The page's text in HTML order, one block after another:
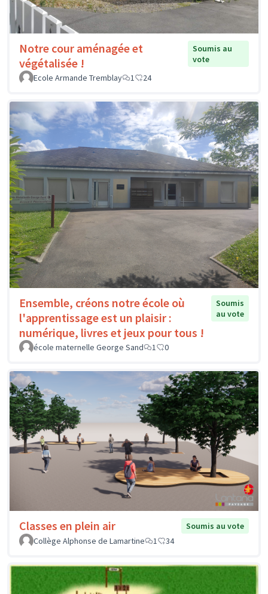
Notre cour aménagée et
végétalisée !
Soumis au
vote
Ecole Armande Tremblay
1 24
Ensemble, créons notre école où
l'apprentissage est un plaisir :
numérique, livres et jeux pour tous !
Soumis
au vote
école maternelle George Sand 1 0
Classes en plein air
Soumis au vote
Collège Alphonse de Lamartine
1 34